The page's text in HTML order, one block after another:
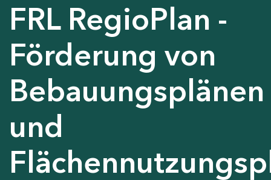
FRL RegioPlan -
Förderung von
Bebauungsplänen
und